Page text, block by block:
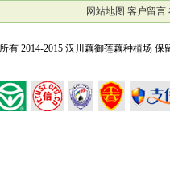
网站地图 客户留言
有2014-2015 汉川藕御莲藕种植场 保